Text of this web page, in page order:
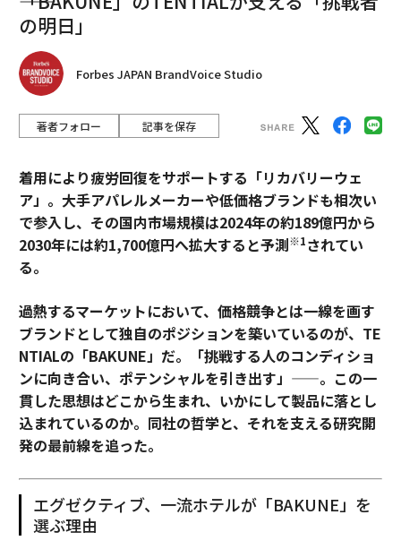
の明日」
Forbes JAPAN BrandVoice Studio
著者フォロー 記事を保存
着用により疲労回復をサポートする「リカバリーウェ
ア」。大手アパレルメーカーや低価格ブランドも相次い
で参入し、その国内市場規模は2024年の約189億円から
2030年には約1,700億円へ拡大すると予測※1されてい
る。
過熱するマーケットにおいて、価格競争とは一線を画す
ブランドとして独自のポジションを築いているのが、TE
NTIALの「BAKUNE」だ。「挑戦する人のコンディショ
ンに向き合い、ポテンシャルを引き出す」——。この一
貫した思想はどこから生まれ、いかにして製品に落とし
込まれているのか。同社の哲学と、それを支える研究開
発の最前線を追った。
エグゼクティブ、一流ホテルが「BAKUNE」を
選ぶ理由